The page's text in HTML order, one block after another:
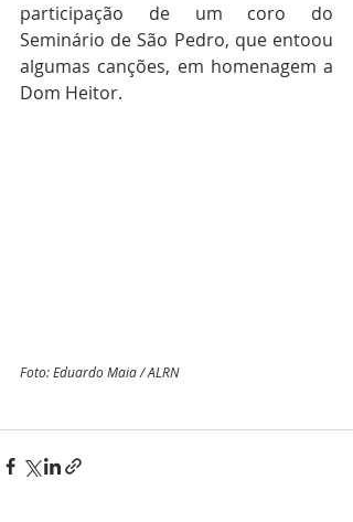
participação de um coro do
Seminário de São Pedro, que entoou
algumas canções, em homenagem a
Dom Heitor.
Foto: Eduardo Maia / ALRN